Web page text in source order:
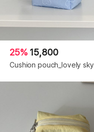
25% 15,800
Cushion pouch_lovely sky